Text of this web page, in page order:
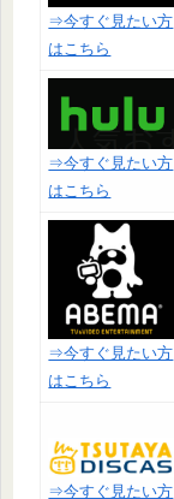
⇒今すぐ見たい方
はこちら
⇒今すぐ見たい方
はこちら
⇒今すぐ見たい方
はこちら
⇒今すぐ見たい方